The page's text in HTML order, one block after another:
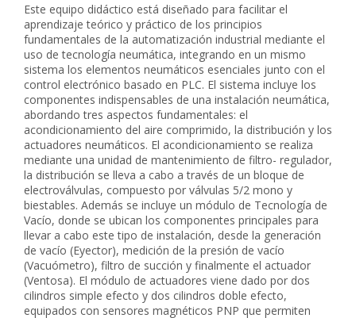
Este equipo didáctico está diseñado para facilitar el
aprendizaje teórico y práctico de los principios
fundamentales de la automatización industrial mediante el
uso de tecnología neumática, integrando en un mismo
sistema los elementos neumáticos esenciales junto con el
control electrónico basado en PLC. El sistema incluye los
componentes indispensables de una instalación neumática,
abordando tres aspectos fundamentales: el
acondicionamiento del aire comprimido, la distribución y los
actuadores neumáticos. El acondicionamiento se realiza
mediante una unidad de mantenimiento de filtro- regulador,
la distribución se lleva a cabo a través de un bloque de
electroválvulas, compuesto por válvulas 5/2 mono y
biestables. Además se incluye un módulo de Tecnología de
Vacío, donde se ubican los componentes principales para
llevar a cabo este tipo de instalación, desde la generación
de vacío (Eyector), medición de la presión de vacío
(Vacuómetro), filtro de succión y finalmente el actuador
(Ventosa). El módulo de actuadores viene dado por dos
cilindros simple efecto y dos cilindros doble efecto,
equipados con sensores magnéticos PNP que permiten